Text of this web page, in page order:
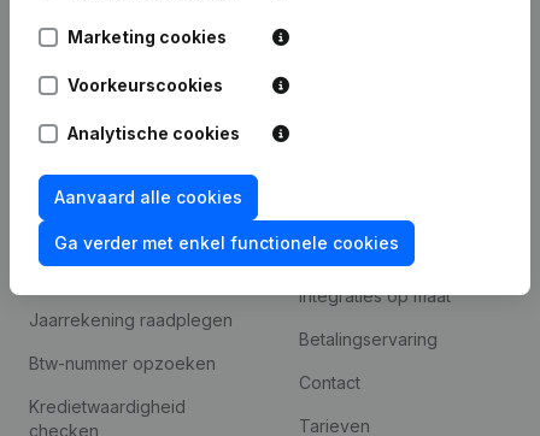
Marketing cookies
Voorkeurscookies
Analytische cookies
Aanvaard alle cookies
Ga verder met enkel functionele cookies
Kantorenpark Everest
Leuvensesteenweg
248D,
1800 Vilvoorde
Spotlight
Compliance &
Jaarrekening raadplegen
Btw-nummer opzoeken
Kredietwaardigheid
checken
Integraties
Integraties op maat
Betalingservaring
Contact
Tarieven